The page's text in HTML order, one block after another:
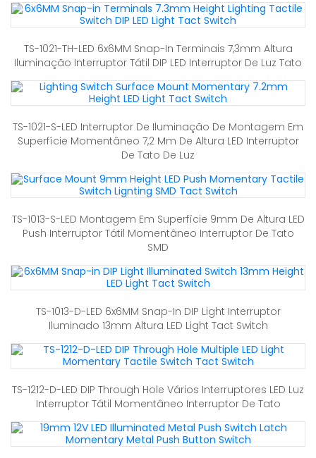
TS-1021-TH-LED 6x6MM Snap-In Terminais 7,3mm Altura
Iluminação Interruptor Tátil DIP LED Interruptor De Luz Tato
TS-1021-S-LED Interruptor De Iluminação De Montagem Em
Superfície Momentâneo 7,2 Mm De Altura LED Interruptor
De Tato De Luz
TS-1013-S-LED Montagem Em Superfície 9mm De Altura LED
Push Interruptor Tátil Momentâneo Interruptor De Tato
SMD
TS-1013-D-LED 6x6MM Snap-In DIP Light Interruptor
Iluminado 13mm Altura LED Light Tact Switch
TS-1212-D-LED DIP Through Hole Vários Interruptores LED Luz
Interruptor Tátil Momentâneo Interruptor De Tato